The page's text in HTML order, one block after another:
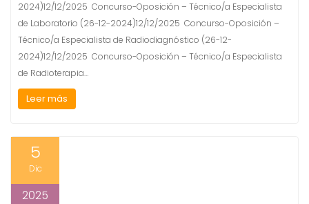
2024)12/12/2025 Concurso-Oposición – Técnico/a Especialista
de Laboratorio (26-12-2024)12/12/2025 Concurso-Oposición –
Técnico/a Especialista de Radiodiagnóstico (26-12-
2024)12/12/2025 Concurso-Oposición – Técnico/a Especialista
de Radioterapia…
Leer más
5
Dic
2025